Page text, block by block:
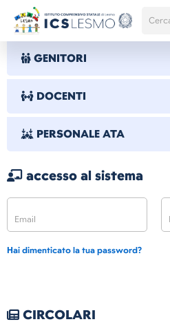
GENITORI
DOCENTI
PERSONALE ATA
accesso al sistema
Hai dimenticato la tua password?
CIRCOLARI